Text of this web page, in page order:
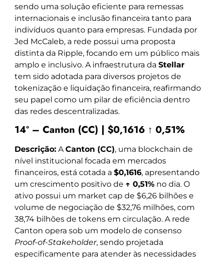
sendo uma solução eficiente para remessas
internacionais e inclusão financeira tanto para
indivíduos quanto para empresas. Fundada por
Jed McCaleb, a rede possui uma proposta
distinta da Ripple, focando em um público mais
amplo e inclusivo. A infraestrutura da Stellar
tem sido adotada para diversos projetos de
tokenização e liquidação financeira, reafirmando
seu papel como um pilar de eficiência dentro
das redes descentralizadas.
14º – Canton (CC) | $0,1616 ↑ 0,51%
Descrição: ACanton (CC), uma blockchain de
nível institucional focada em mercados
financeiros, está cotada a $0,1616, apresentando
um crescimento positivo de ↑ 0,51% no dia. O
ativo possui um market cap de $6,26 bilhões e
volume de negociação de $32,76 milhões, com
38,74 bilhões de tokens em circulação. A rede
Canton opera sob um modelo de consenso
Proof-of-Stakeholder, sendo projetada
especificamente para atender às necessidades